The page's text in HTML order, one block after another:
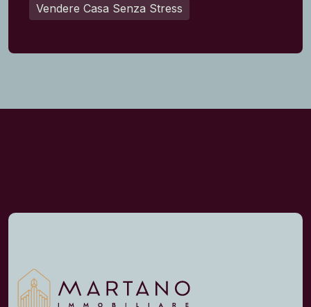
Vendere Casa Senza Stress